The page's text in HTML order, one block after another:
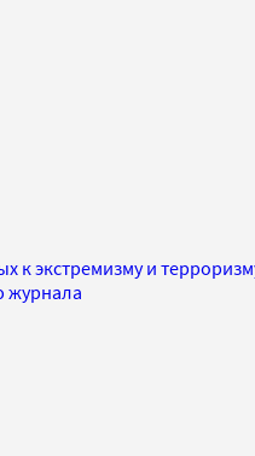
к экстремизму и
журнала